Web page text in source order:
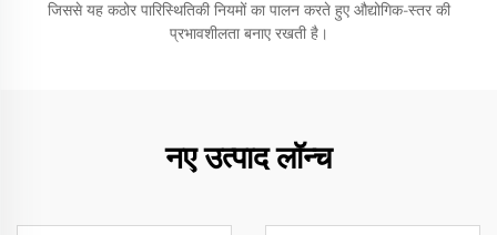
जिससे यह कठोर पारिस्थितिकी नियमों का पालन करते हुए औद्योगिक-स्तर की
प्रभावशीलता बनाए रखती है।
नए उत्पाद लॉन्च